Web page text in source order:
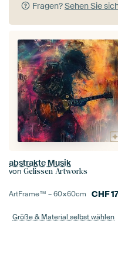
Fragen?Sehen Sie
abstrakte Musik
von Gelissen Artworks
ArtFrame™ –60×60cm CHF
Größe & Material selbst wählen